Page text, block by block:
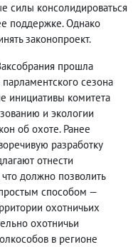
силы консолидироваться
поддержке. Однако
законопроект.
прошла
сезона
инициативы комитета
и экологии
об охоте. Ранее
разработку
отнести
что должно позволить
способом —
охотничьих
охотничьи
в регионе